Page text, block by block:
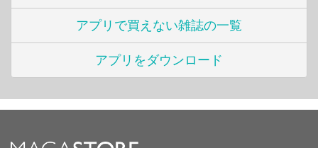
アプリで買えない雑誌の一覧
アプリをダウンロード